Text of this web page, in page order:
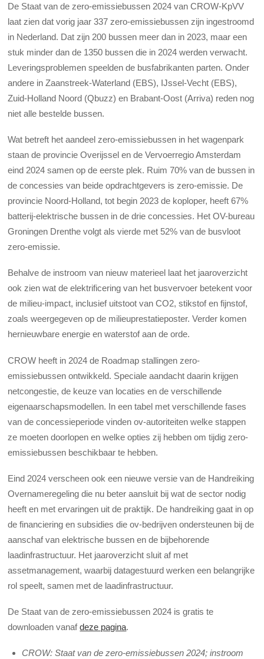
De Staat van de zero-emissiebussen 2024 van CROW-KpVV
laat zien dat vorig jaar 337 zero-emissiebussen zijn ingestroomd
in Nederland. Dat zijn 200 bussen meer dan in 2023, maar een
stuk minder dan de 1350 bussen die in 2024 werden verwacht.
Leveringsproblemen speelden de busfabrikanten parten. Onder
andere in Zaanstreek-Waterland (EBS), IJssel-Vecht (EBS),
Zuid-Holland Noord (Qbuzz) en Brabant-Oost (Arriva) reden nog
niet alle bestelde bussen.
Wat betreft het aandeel zero-emissiebussen in het wagenpark
staan de provincie Overijssel en de Vervoerregio Amsterdam
eind 2024 samen op de eerste plek. Ruim 70% van de bussen in
de concessies van beide opdrachtgevers is zero-emissie. De
provincie Noord-Holland, tot begin 2023 de koploper, heeft 67%
batterij-elektrische bussen in de drie concessies. Het OV-bureau
Groningen Drenthe volgt als vierde met 52% van de busvloot
zero-emissie.
Behalve de instroom van nieuw materieel laat het jaaroverzicht
ook zien wat de elektrificering van het busvervoer betekent voor
de milieu-impact, inclusief uitstoot van CO2, stikstof en fijnstof,
zoals weergegeven op de milieuprestatieposter. Verder komen
hernieuwbare energie en waterstof aan de orde.
CROW heeft in 2024 de Roadmap stallingen zero-
emissiebussen ontwikkeld. Speciale aandacht daarin krijgen
netcongestie, de keuze van locaties en de verschillende
eigenaarschapsmodellen. In een tabel met verschillende fases
van de concessieperiode vinden ov-autoriteiten welke stappen
ze moeten doorlopen en welke opties zij hebben om tijdig zero-
emissie­bussen beschikbaar te hebben.
Eind 2024 verscheen ook een nieuwe versie van de Handreiking
Overnameregeling die nu beter aansluit bij wat de sector nodig
heeft en met ervaringen uit de praktijk. De handreiking gaat in op
de financiering en subsidies die ov-bedrijven onder­steunen bij de
aanschaf van elektrische bussen en de bijbehorende
laadinfrastructuur. Het jaaroverzicht sluit af met
assetmanagement, waarbij datagestuurd werken een belangrijke
rol speelt, samen met de laadinfrastructuur.
De Staat van de zero-emissiebussen 2024 is gratis te
downloaden vanafdeze pagina.
CROW: Staat van de zero-emissiebussen 2024; instroom